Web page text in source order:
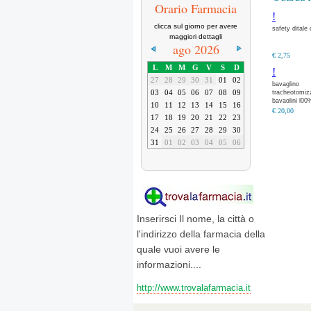
Orario Farmacia
clicca sul giorno per avere
maggiori dettagli
ago 2026
L M M G V S
D
27
28 29 30 31 01
02
03
04 05 06 07 08
09
10
11 12 13 14 15
16
17
18 19 20 21 22
23
24
25 26 27 28 29
30
31
01 02 03 04 05 06
Inserirsci Il nome, la città o
l'indirizzo della farmacia della
quale vuoi avere le
informazioni....
http://www.trovalafarmacia.it
!
safety ditale
€ 2,75
!
bavaglino
bavaglini
cotone con
€ 20,00